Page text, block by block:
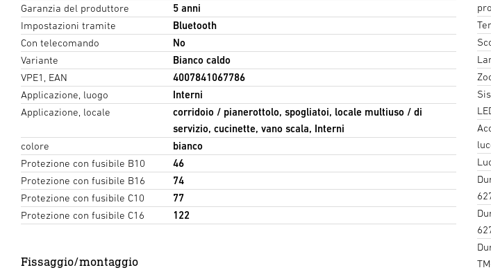
Piano di riflettanza
Fattore di manutenzione
Numero di apparecchi di illuminazione per
Garanzia del produttore
5 anni
Impostazioni tramite
Bluetooth
Con telecomando
No
Variante
Bianco caldo
VPE1, EAN
4007841067786
Applicazione, luogo
Interni
Applicazione, locale
corridoio / pianerottolo, spogliatoi, locale multiuso / di
servizio, cucinette, vano scala, Interni
colore
bianco
Protezione con fusibile B10
46
Protezione con fusibile B16
74
Protezione con fusibile C10
77
Protezione con fusibile C16
122
Fissaggio/montaggio